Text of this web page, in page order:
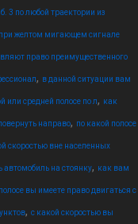
3 по любой траектории из
желтом мигающем сигнале
право преимущественного
, в данной ситуации вам
или средней полосе по л, как
направо, по какой полосе
скоростью вне населенных
на стоянку, как вам
вы имеете право двигаться с
, с какой скоростью вы